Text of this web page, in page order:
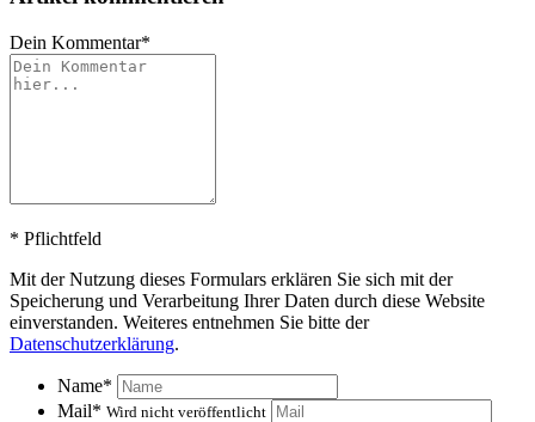
Dein Kommentar*
* Pflichtfeld
Mit der Nutzung dieses Formulars erklären Sie sich mit der
Speicherung und Verarbeitung Ihrer Daten durch diese Website
einverstanden. Weiteres entnehmen Sie bitte der
Datenschutzerklärung.
Name*
Mail* Wird nicht veröffentlicht